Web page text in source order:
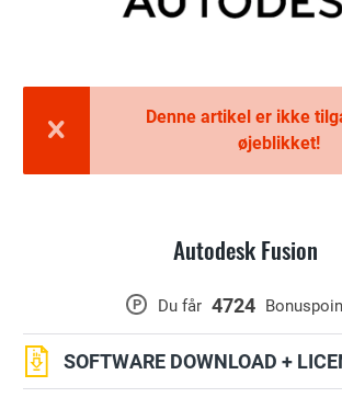
Denne artikel er ikke
øjeblikket!
Autodesk Fusion
P Du får 4724
SOFTWARE DOWNLOAD +